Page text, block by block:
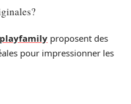
proposent des
pour impressionner les